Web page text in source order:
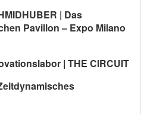
| Das
Pavillon – Expo Milano
| THE CIRCUIT